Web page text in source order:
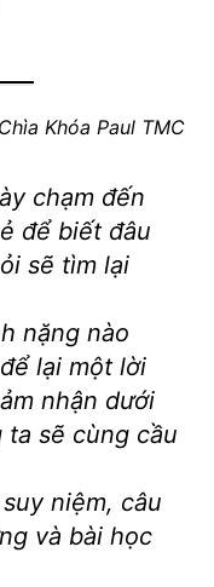
Chìa Khóa Paul TMC
chạm đến
để biết đâu
sẽ tìm lại
nặng nào
lại một lời
nhận dưới
ta sẽ cùng cầu
niệm, câu
và bài học